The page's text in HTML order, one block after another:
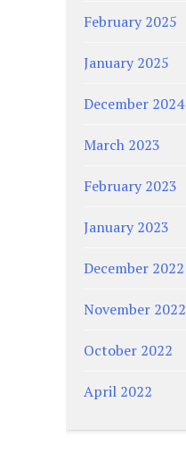
February 2025
January 2025
December 2024
March 2023
February 2023
January 2023
December 2022
November 2022
October 2022
April 2022